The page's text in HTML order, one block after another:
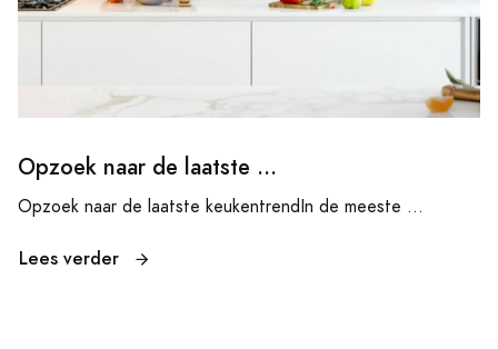
Opzoek naar de laatste ...
Opzoek naar de laatste keukentrendIn de meeste ...
Lees verder